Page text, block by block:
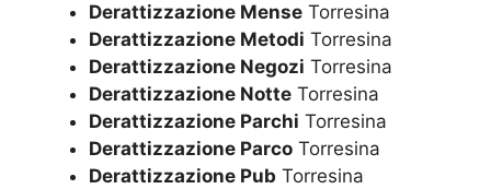
Derattizzazione Mense Torresina
Derattizzazione Metodi Torresina
Derattizzazione Negozi Torresina
Derattizzazione Notte Torresina
Derattizzazione Parchi Torresina
Derattizzazione Parco Torresina
Derattizzazione Pub Torresina